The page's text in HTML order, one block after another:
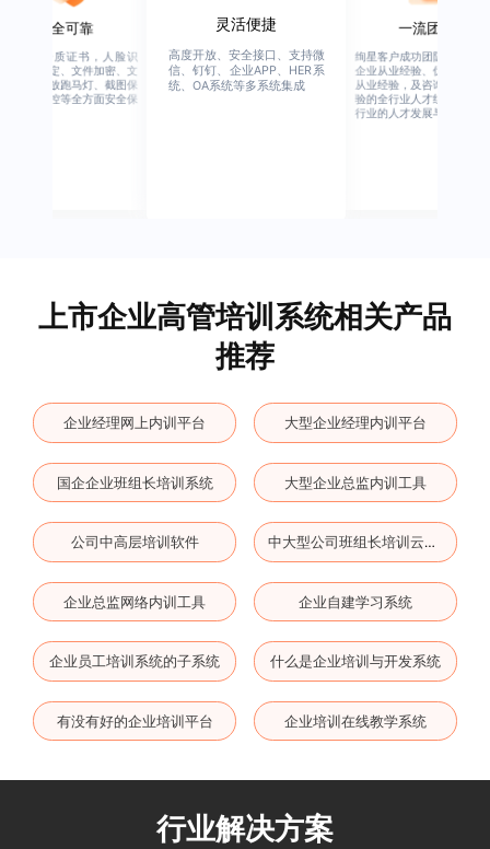
安全可靠
业权威资质证书，人脸识
、设备绑定、文件加密、文
水印、播放跑马灯、截图保
、权限管控等全方面安全保
灵活便捷
高度开放、安全接口、支持微
信、钉钉、企业APP、HER系
统、OA系统等多系统集成
一流团队
绚星客户成功团队，由有多
企业从业经验、优秀培训机
从业经验，及咨询公司从业
验的全行业人才组成，涉猎
行业的人才发展与培养模块
上市企业高管培训系统相关产品
推荐
企业经理网上内训平台 大型企业经理内训平台
国企企业班组长培训系统 大型企业总监内训工具
公司中高层培训软件 中大型公司班组长培训云平台
企业总监网络内训工具 企业自建学习系统
企业员工培训系统的子系统 什么是企业培训与开发系统
有没有好的企业培训平台 企业培训在线教学系统
行业解决方案